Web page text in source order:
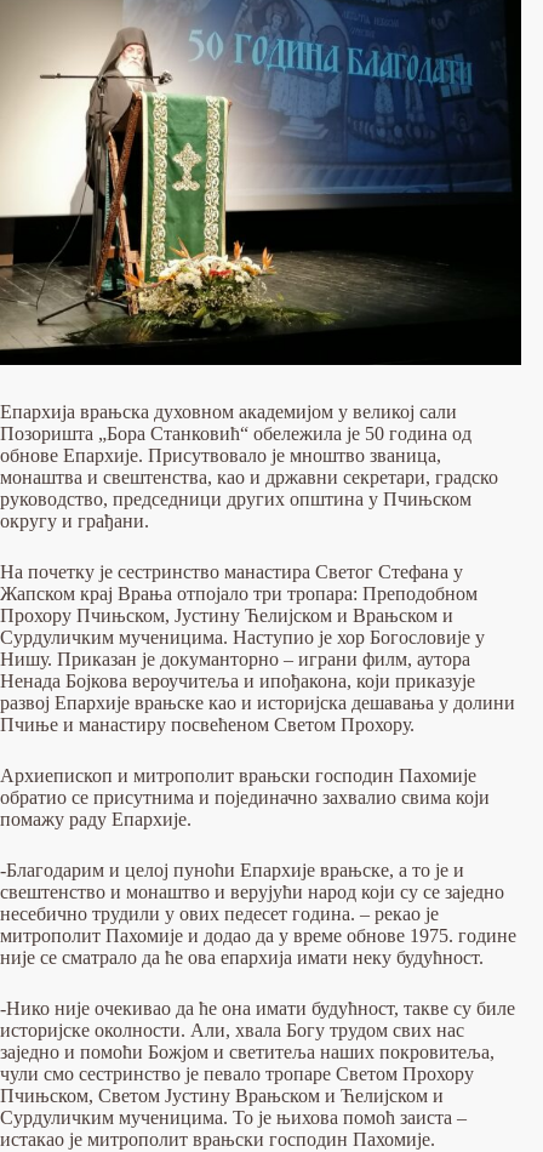
Епархија врањска духовном академијом у великој сали
Позоришта „Бора Станковић“ обележила је 50 година од
обнове Епархије. Присутвовало је мноштво званица,
монаштва и свештенства, као и државни секретари, градско
руководство, председници других општина у Пчињском
округу и грађани.
На почетку је сестринство манастира Светог Стефана у
Жапском крај Врања отпојало три тропара: Преподобном
Прохору Пчињском, Јустину Ћелијском и Врањском и
Сурдуличким мученицима. Наступио је хор Богословије у
Нишу. Приказан је докуманторно – играни филм, аутора
Ненада Бојкова вероучитеља и ипођакона, који приказује
развој Епархије врањске као и историјска дешавања у долини
Пчиње и манастиру посвећеном Светом Прохору.
Архиепископ и митрополит врањски господин Пахомије
обратио се присутнима и појединачно захвалио свима који
помажу раду Епархије.
-Благодарим и целој пуноћи Епархије врањске, а то је и
свештенство и монаштво и верујући народ који су се заједно
несебично трудили у ових педесет година. – рекао је
митрополит Пахомије и додао да у време обнове 1975. године
није се сматрало да ће ова епархија имати неку будућност.
-Нико није очекивао да ће она имати будућност, такве су биле
историјске околности. Али, хвала Богу трудом свих нас
заједно и помоћи Божјом и светитеља наших покровитеља,
чули смо сестринство је певало тропаре Светом Прохору
Пчињском, Светом Јустину Врањском и Ћелијском и
Сурдуличким мученицима. То је њихова помоћ заиста –
истакао је митрополит врањски господин Пахомије.